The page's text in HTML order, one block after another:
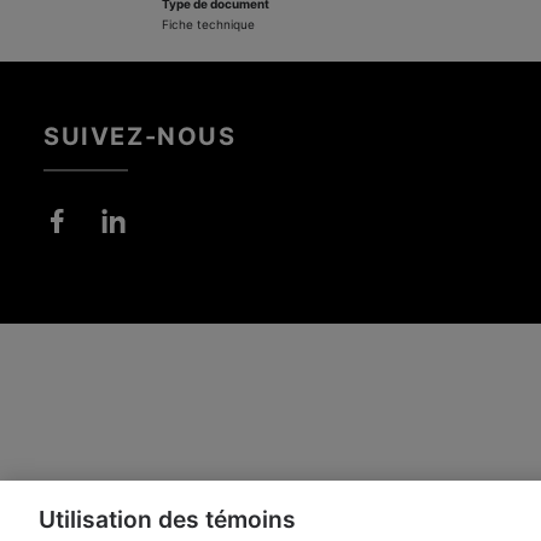
Type de document
Fiche technique
SUIVEZ-NOUS
Utilisation des témoins